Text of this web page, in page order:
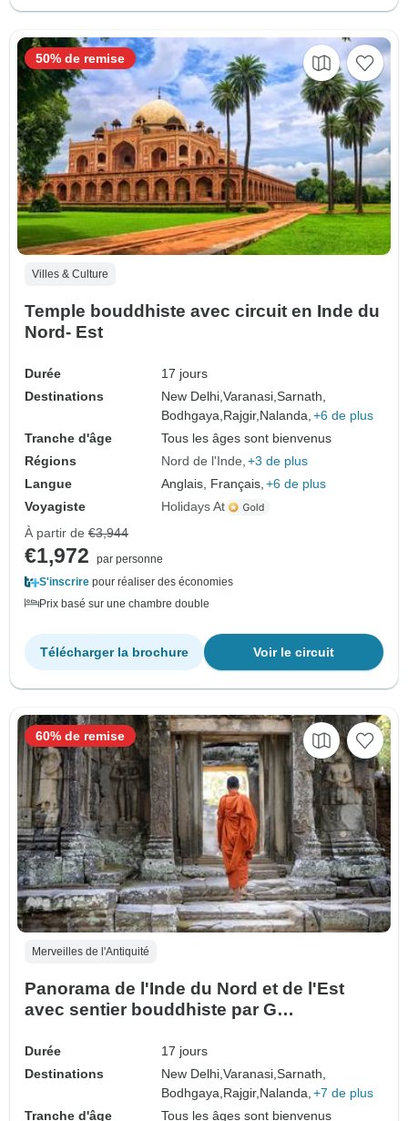
Villes & Culture
Temple bouddhiste avec circuit en Inde du
Nord- Est
Durée
17 jours
Destinations
New Delhi,Varanasi,Sarnath,
Bodhgaya,Rajgir,Nalanda, +6 de plus
Tranche d'âge
Tous les âges sont bienvenus
Régions
Nord de l'Inde +3 de plus
Langue
Anglais, Français, +6 de plus
Voyagiste
Holidays At
50% de remise
À partir de €3,944
€1,972
par personne
S'inscrire pour réaliser des économies
Prix basé sur une chambre double
Voir le circuit
Télécharger la brochure
Merveilles de l'Antiquité
Panorama de l'Inde du Nord et de l'Est
avec sentier bouddhiste par G
Durée
17 jours
Destinations
New Delhi,Varanasi,Sarnath,
Bodhgaya,Rajgir,Nalanda, +7 de plus
Tranche d'âge
Tous les âges sont bienvenus
60% de remise